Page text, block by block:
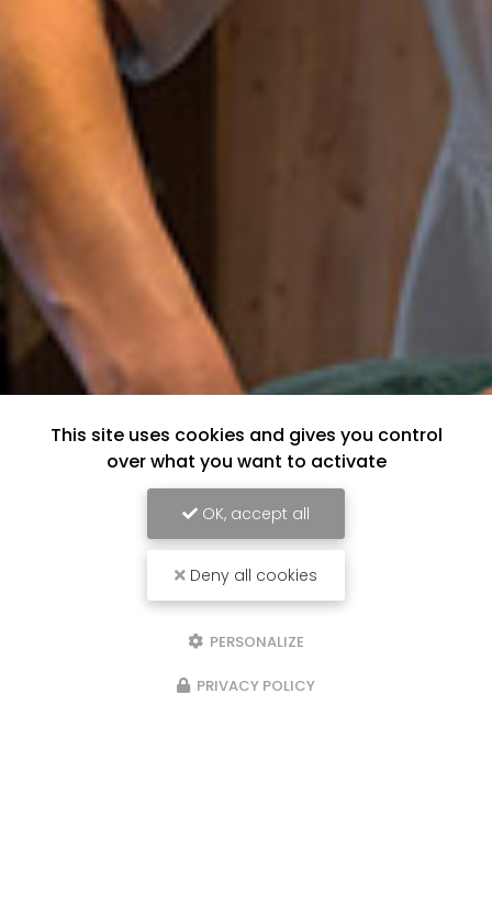
This site uses cookies and gives you control
over what you want to activate
OK, accept all
Deny all cookies
PERSONALIZE
PRIVACY POLICY